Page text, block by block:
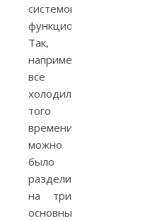
системой
функционирования.
Так,
например,
все
холодильники
того
времени
можно
было
разделить
на три
основные